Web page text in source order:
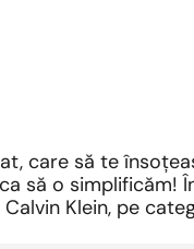
care să te
să o simplificăm!
Klein, pe